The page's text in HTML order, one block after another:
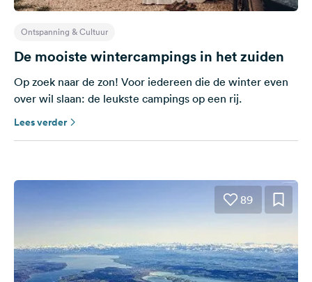
Ontspanning & Cultuur
De mooiste wintercampings in het zuiden
Op zoek naar de zon! Voor iedereen die de winter even
over wil slaan: de leukste campings op een rij.
Lees verder
89